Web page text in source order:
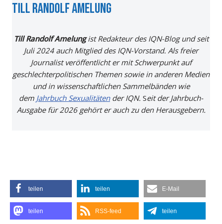
Till randolf amelung
Till Randolf Amelung ist Redakteur des IQN-Blog und seit
Juli 2024 auch Mitglied des IQN-Vorstand. Als freier
Journalist veröffentlicht er mit Schwerpunkt auf
geschlechterpolitischen Themen sowie in anderen Medien
und in wissenschaftlichen Sammelbänden wie
dem Jahrbuch Sexualitätender IQN. Seit der Jahrbuch-
Ausgabe für 2026 gehört er auch zu den Herausgebern.
teilen teilen E-Mail
teilen RSS-feed teilen